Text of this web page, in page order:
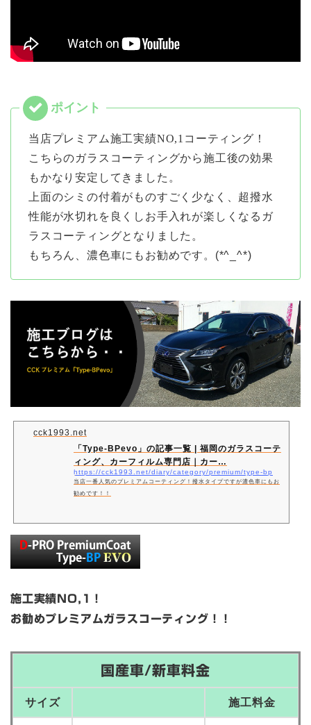
当店プレミアム施工実績NO,1コーティング！
こちらのガラスコーティングから施工後の効果
もかなり安定してきました。
上面のシミの付着がものすごく少なく、超撥水
性能が水切れを良くしお手入れが楽しくなるガ
ラスコーティングとなりました。
もちろん、濃色車にもお勧めです。(*^_^*)
cck1993.net
「Type-BPevo」の記事一覧 | 福岡のガラスコーテ
ィング、カーフィルム専門店｜カー…
https://cck1993.net/diary/category/premium/type-bp
当店一番人気のプレミアムコーティング！撥水タイプですが濃色車にもお
勧めです！！
施工実績NO,1！
お勧めプレミアムガラスコーティング！！
国産車/新車料金
サイズ 施工料金